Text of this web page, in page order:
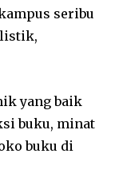
seribu
yang baik
buku, minat
buku di